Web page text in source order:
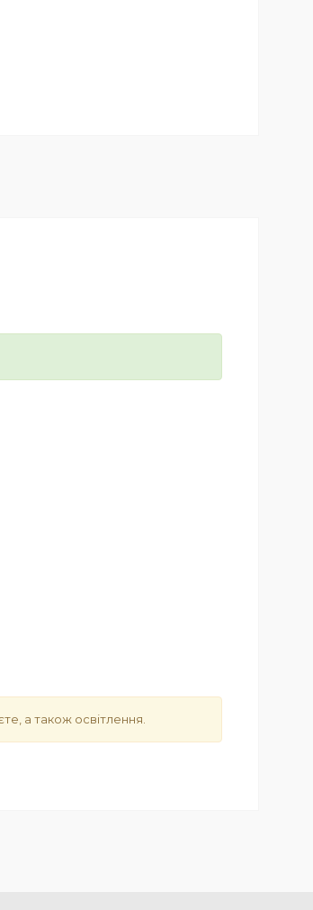
а також освітлення.